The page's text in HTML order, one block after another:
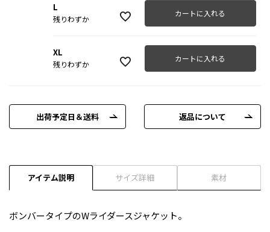
L
残りわずか
カートに入れる
XL
残りわずか
カートに入れる
出荷予定日＆送料 返品について
アイテム説明 サイズ詳細 素材
ボンバータイプのWライダースジャケット。